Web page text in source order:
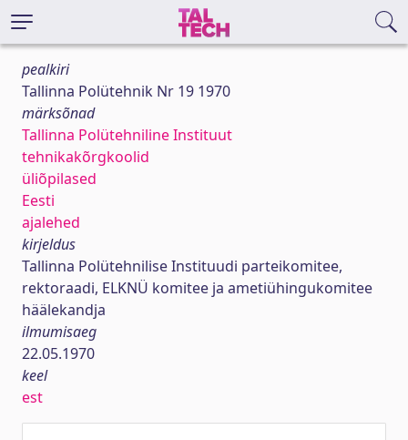
pealkiri
Tallinna Polütehnik Nr 19 1970
märksõnad
Tallinna Polütehniline Instituut
tehnikakõrgkoolid
üliõpilased
Eesti
ajalehed
kirjeldus
Tallinna Polütehnilise Instituudi parteikomitee,
rektoraadi, ELKNÜ komitee ja ametiühingukomitee
häälekandja
ilmumisaeg
22.05.1970
keel
est